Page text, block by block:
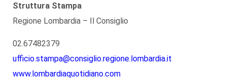
Struttura Stampa
Regione Lombardia – Il Consiglio
02.67482379
ufficio.stampa@consiglio.regione.lombardia.it
www.lombardiaquotidiano.com